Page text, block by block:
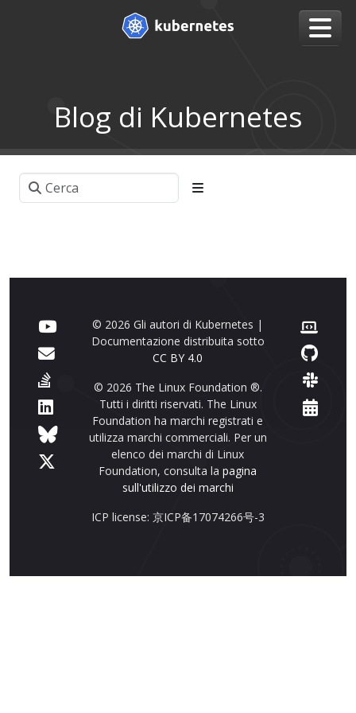
Blog di Kubernetes
© 2026 Gli autori di Kubernetes |
Documentazione distribuita sotto
CC BY 4.0
© 2026 The Linux Foundation ®.
Tutti i diritti riservati. The Linux
Foundation ha marchi registrati e
utilizza marchi commerciali. Per un
elenco dei marchi di Linux
Foundation, consulta lapagina
sull'utilizzo dei marchi
ICP license: 京ICP备17074266号-3